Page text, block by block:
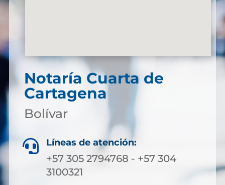
Notaría Cuarta de
Cartagena
Bolívar
 Líneas de atención:
+57 305 2794768 - +57 304
3100321